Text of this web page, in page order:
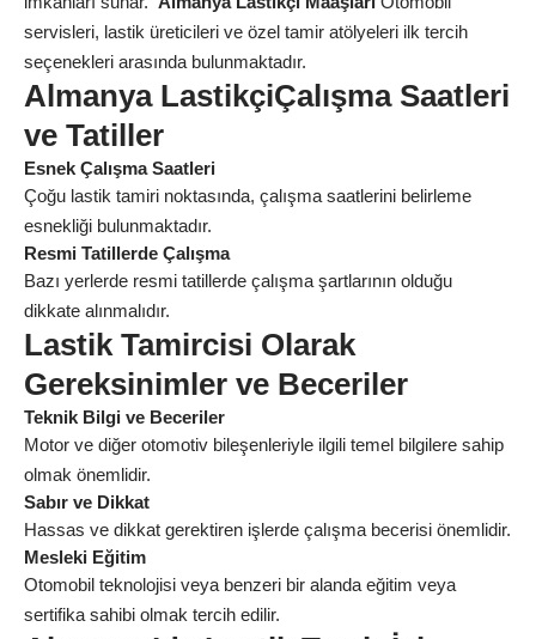
servisleri, lastik üreticileri ve özel tamir atölyeleri ilk tercih
seçenekleri arasında bulunmaktadır.
Almanya LastikçiÇalışma Saatleri
ve Tatiller
Esnek Çalışma Saatleri
Çoğu lastik tamiri noktasında, çalışma saatlerini belirleme
esnekliği bulunmaktadır.
Resmi Tatillerde Çalışma
Bazı yerlerde resmi tatillerde çalışma şartlarının olduğu
dikkate alınmalıdır.
Lastik Tamircisi Olarak
Gereksinimler ve Beceriler
Teknik Bilgi ve Beceriler
Motor ve diğer otomotiv bileşenleriyle ilgili temel bilgilere sahip
olmak önemlidir.
Sabır ve Dikkat
Hassas ve dikkat gerektiren işlerde çalışma becerisi önemlidir.
Mesleki Eğitim
Otomobil teknolojisi veya benzeri bir alanda eğitim veya
sertifika sahibi olmak tercih edilir.